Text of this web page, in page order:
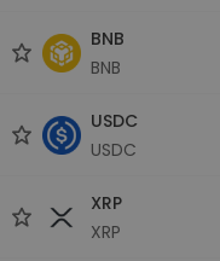
BNB
BNB
USDC
USDC
XRP
XRP